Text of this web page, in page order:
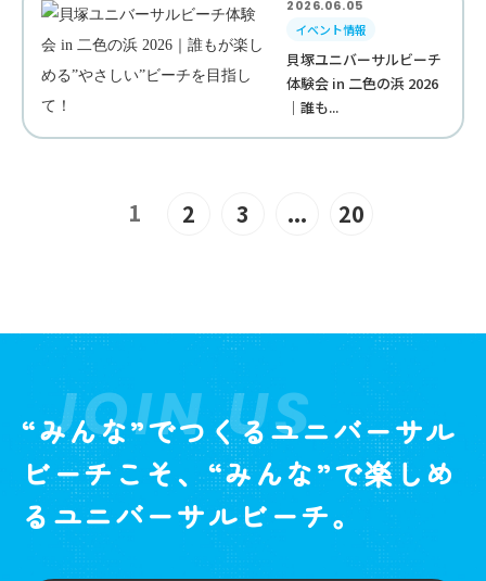
2026.06.05
イベント情報
貝塚ユニバーサルビーチ
体験会 in 二色の浜 2026
｜誰も...
1 2 3 ... 20
JOIN US
“みんな”でつくるユニバーサル
ビーチこそ、“みんな”で楽しめ
るユニバーサルビーチ。